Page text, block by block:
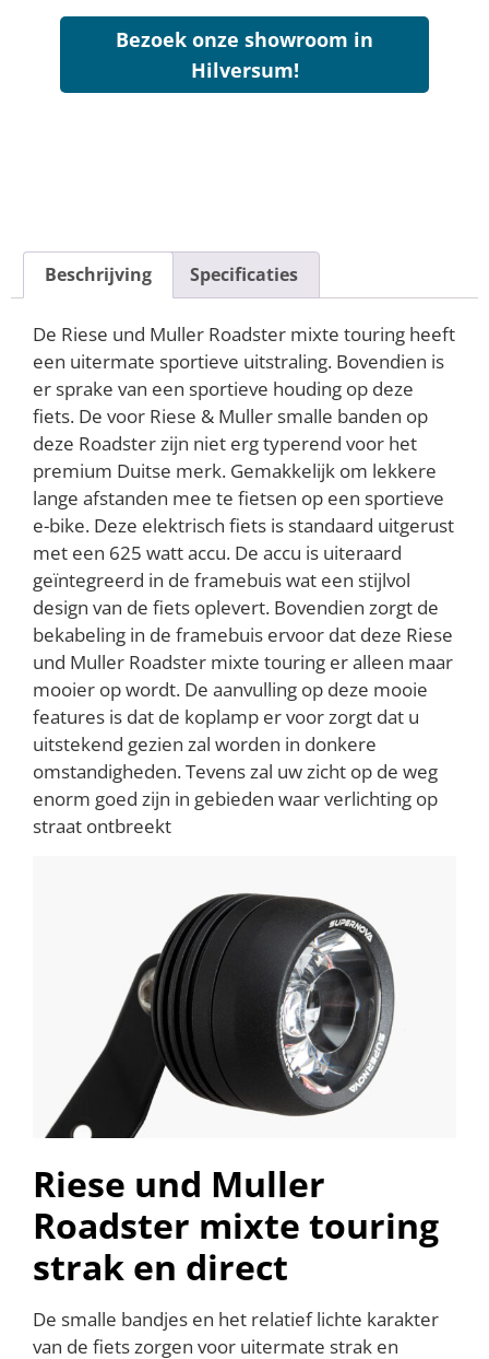
Bezoek onze showroom in
Hilversum!
Beschrijving Specificaties
De Riese und Muller Roadster mixte touring heeft
een uitermate sportieve uitstraling. Bovendien is
er sprake van een sportieve houding op deze
fiets. De voor Riese & Muller smalle banden op
deze Roadster zijn niet erg typerend voor het
premium Duitse merk. Gemakkelijk om lekkere
lange afstanden mee te fietsen op een sportieve
e-bike. Deze elektrisch fiets is standaard uitgerust
met een 625 watt accu. De accu is uiteraard
geïntegreerd in de framebuis wat een stijlvol
design van de fiets oplevert. Bovendien zorgt de
bekabeling in de framebuis ervoor dat deze Riese
und Muller Roadster mixte touring er alleen maar
mooier op wordt. De aanvulling op deze mooie
features is dat de koplamp er voor zorgt dat u
uitstekend gezien zal worden in donkere
omstandigheden. Tevens zal uw zicht op de weg
enorm goed zijn in gebieden waar verlichting op
straat ontbreekt
Riese und Muller
Roadster mixte touring
strak en direct
De smalle bandjes en het relatief lichte karakter
van de fiets zorgen voor uitermate strak en